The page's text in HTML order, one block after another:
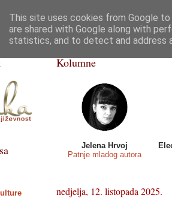
Poezija Priče, crtice
5632
Kolumne
Jelena Hrvoj
Patnje mladog autora
nedjelja, 12. listopada 2025.
This site uses cookies from Google
are shared with Google along with
statistics, and to detect and address